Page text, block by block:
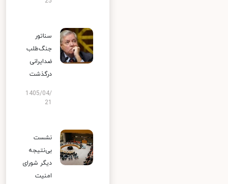
سناتور
جنگ‌طلب
ضدایرانی
درگذشت
1405/04/
نشست
بی‌نتیجه
دیگر شورای
امنیت